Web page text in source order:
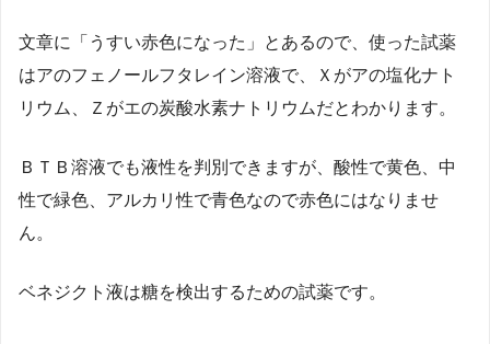
文章に「うすい赤色になった」とあるので、使った試薬
はアのフェノールフタレイン溶液で、Ｘがアの塩化ナト
リウム、Ｚがエの炭酸水素ナトリウムだとわかります。
ＢＴＢ溶液でも液性を判別できますが、酸性で黄色、中
性で緑色、アルカリ性で青色なので赤色にはなりませ
ん。
ベネジクト液は糖を検出するための試薬です。